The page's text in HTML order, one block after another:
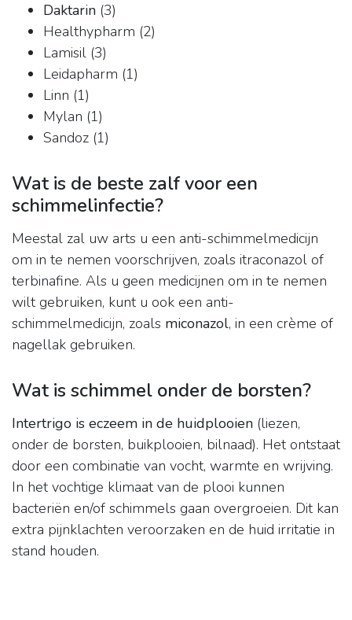
Daktarin (3)
Healthypharm (2)
Lamisil (3)
Leidapharm (1)
Linn (1)
Mylan (1)
Sandoz (1)
Wat is de beste zalf voor een
schimmelinfectie?
Meestal zal uw arts u een anti-schimmelmedicijn
om in te nemen voorschrijven, zoals itraconazol of
terbinafine. Als u geen medicijnen om in te nemen
wilt gebruiken, kunt u ook een anti-
schimmelmedicijn, zoals miconazol, in een crème of
nagellak gebruiken.
Wat is schimmel onder de borsten?
Intertrigo is eczeem in de huidplooien (liezen,
onder de borsten, buikplooien, bilnaad). Het ontstaat
door een combinatie van vocht, warmte en wrijving.
In het vochtige klimaat van de plooi kunnen
bacteriën en/of schimmels gaan overgroeien. Dit kan
extra pijnklachten veroorzaken en de huid irritatie in
stand houden.